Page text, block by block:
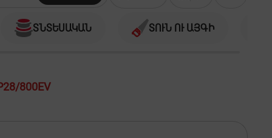
ՏՆՏԵՍԱԿԱՆ ՏՈՒՆ ՈՒ ԱՅԳԻ
800EV